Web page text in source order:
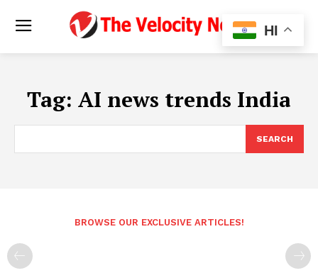
Tag: AI news trends India
SEARCH
BROWSE OUR EXCLUSIVE ARTICLES!
HI